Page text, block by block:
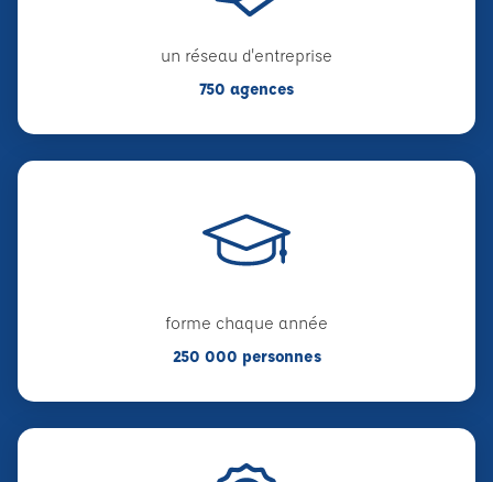
un réseau d'entreprise
750 agences
forme chaque année
250 000 personnes